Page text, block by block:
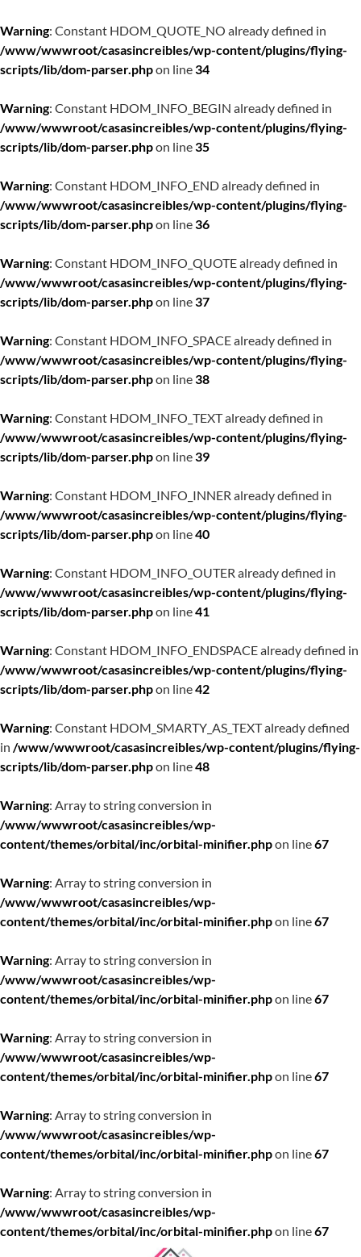
Warning: Constant HDOM_QUOTE_NO already defined in
/www/wwwroot/casasincreibles/wp-content/plugins/flying-
scripts/lib/dom-parser.phpon line34
Warning: Constant HDOM_INFO_BEGIN already defined in
/www/wwwroot/casasincreibles/wp-content/plugins/flying-
scripts/lib/dom-parser.phpon line35
Warning: Constant HDOM_INFO_END already defined in
/www/wwwroot/casasincreibles/wp-content/plugins/flying-
scripts/lib/dom-parser.phpon line36
Warning: Constant HDOM_INFO_QUOTE already defined in
/www/wwwroot/casasincreibles/wp-content/plugins/flying-
scripts/lib/dom-parser.phpon line37
Warning: Constant HDOM_INFO_SPACE already defined in
/www/wwwroot/casasincreibles/wp-content/plugins/flying-
scripts/lib/dom-parser.phpon line38
Warning: Constant HDOM_INFO_TEXT already defined in
/www/wwwroot/casasincreibles/wp-content/plugins/flying-
scripts/lib/dom-parser.phpon line39
Warning: Constant HDOM_INFO_INNER already defined in
/www/wwwroot/casasincreibles/wp-content/plugins/flying-
scripts/lib/dom-parser.phpon line40
Warning: Constant HDOM_INFO_OUTER already defined in
/www/wwwroot/casasincreibles/wp-content/plugins/flying-
scripts/lib/dom-parser.phpon line41
Warning: Constant HDOM_INFO_ENDSPACE already defined in
/www/wwwroot/casasincreibles/wp-content/plugins/flying-
scripts/lib/dom-parser.phpon line42
Warning: Constant HDOM_SMARTY_AS_TEXT already defined
in /www/wwwroot/casasincreibles/wp-content/plugins/flying-
scripts/lib/dom-parser.phpon line48
Warning: Array to string conversion in
/www/wwwroot/casasincreibles/wp-
content/themes/orbital/inc/orbital-minifier.phpon line67
Warning: Array to string conversion in
/www/wwwroot/casasincreibles/wp-
content/themes/orbital/inc/orbital-minifier.phpon line67
Warning: Array to string conversion in
/www/wwwroot/casasincreibles/wp-
content/themes/orbital/inc/orbital-minifier.phpon line67
Warning: Array to string conversion in
/www/wwwroot/casasincreibles/wp-
content/themes/orbital/inc/orbital-minifier.phpon line67
Warning: Array to string conversion in
/www/wwwroot/casasincreibles/wp-
content/themes/orbital/inc/orbital-minifier.phpon line67
Warning: Array to string conversion in
/www/wwwroot/casasincreibles/wp-
content/themes/orbital/inc/orbital-minifier.phpon line67